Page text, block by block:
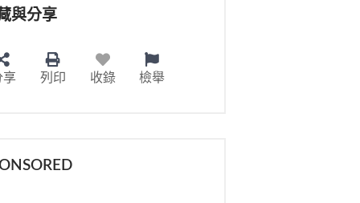
與分享
享 列印 收錄 檢舉